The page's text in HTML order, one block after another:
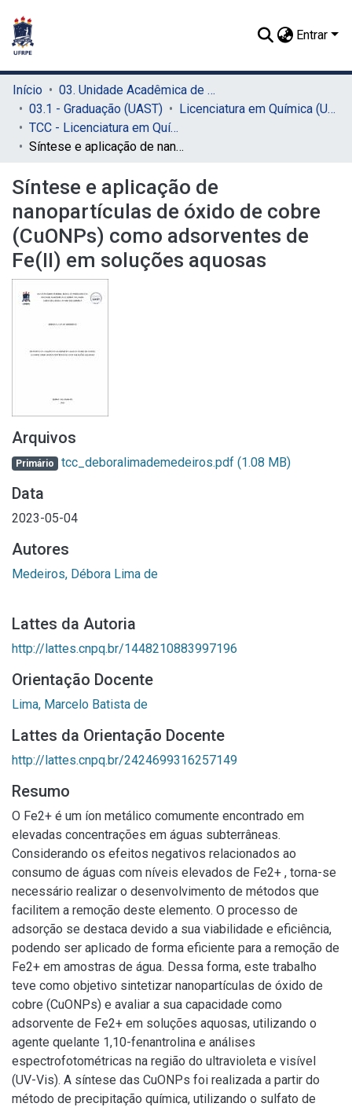
Entrar
Início
03. Unidade Acadêmica de Serra Talhada (UAST)
03.1 - Graduação (UAST)
Licenciatura em Química (UAST)
TCC - Licenciatura em Química (UAST)
Síntese e aplicação de nanopartículas de óxido de cobre (CuONPs) como adsorventes de Fe(II) em soluções aquosas
Síntese e aplicação de
nanopartículas de óxido de cobre
(CuONPs) como adsorventes de
Fe(II) em soluções aquosas
Arquivos
Primário tcc_deboralimademedeiros.pdf (1.08 MB)
Data
2023-05-04
Autores
Medeiros, Débora Lima de
Lattes da Autoria
http://lattes.cnpq.br/1448210883997196
Orientação Docente
Lima, Marcelo Batista de
Lattes da Orientação Docente
http://lattes.cnpq.br/2424699316257149
Resumo
O Fe2+ é um íon metálico comumente encontrado em
elevadas concentrações em águas subterrâneas.
Considerando os efeitos negativos relacionados ao
consumo de águas com níveis elevados de Fe2+ , torna-se
necessário realizar o desenvolvimento de métodos que
facilitem a remoção deste elemento. O processo de
adsorção se destaca devido a sua viabilidade e eficiência,
podendo ser aplicado de forma eficiente para a remoção de
Fe2+ em amostras de água. Dessa forma, este trabalho
teve como objetivo sintetizar nanopartículas de óxido de
cobre (CuONPs) e avaliar a sua capacidade como
adsorvente de Fe2+ em soluções aquosas, utilizando o
agente quelante 1,10-fenantrolina e análises
espectrofotométricas na região do ultravioleta e visível
(UV-Vis). A síntese das CuONPs foi realizada a partir do
método de precipitação química, utilizando o sulfato de